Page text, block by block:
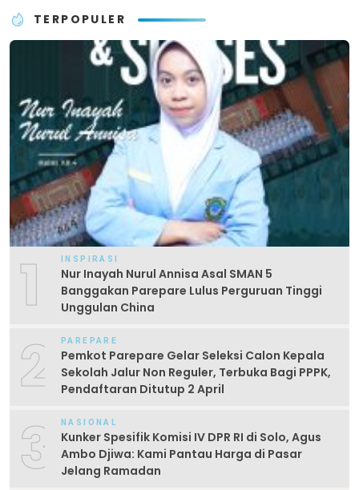
TERPOPULER
1 INSPIRASI
Nur Inayah Nurul Annisa Asal SMAN 5
Banggakan Parepare Lulus Perguruan Tinggi
Unggulan China
2 PAREPARE
Pemkot Parepare Gelar Seleksi Calon Kepala
Sekolah Jalur Non Reguler, Terbuka Bagi PPPK,
Pendaftaran Ditutup 2 April
3 NASIONAL
Kunker Spesifik Komisi IV DPR RI di Solo, Agus
Ambo Djiwa: Kami Pantau Harga di Pasar
Jelang Ramadan